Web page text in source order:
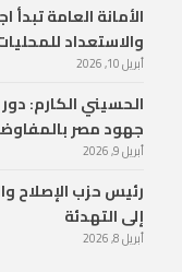
الأمانة العامة
والاستعداد
أبريل 10, 2026
الحسيني الكارم:
جهود مصر
أبريل 9, 2026
رئيس حزب الإصلاح
إلى التهدئة
أبريل 8, 2026